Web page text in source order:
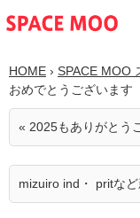
HOME › SPACE MOO
おめでとうございます
« 2025もありがとう
mizuiro ind・ pritな